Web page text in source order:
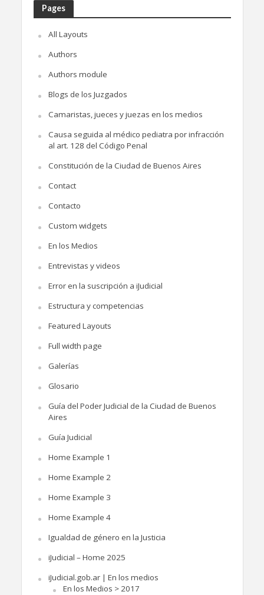
Pages
All Layouts
Authors
Authors module
Blogs de los Juzgados
Camaristas, jueces y juezas en los medios
Causa seguida al médico pediatra por infracción
al art. 128 del Código Penal
Constitución de la Ciudad de Buenos Aires
Contact
Contacto
Custom widgets
En los Medios
Entrevistas y videos
Error en la suscripción a iJudicial
Estructura y competencias
Featured Layouts
Full width page
Galerías
Glosario
Guía del Poder Judicial de la Ciudad de Buenos
Aires
Guía Judicial
Home Example 1
Home Example 2
Home Example 3
Home Example 4
Igualdad de género en la Justicia
iJudicial – Home 2025
iJudicial.gob.ar | En los medios
En los Medios > 2017